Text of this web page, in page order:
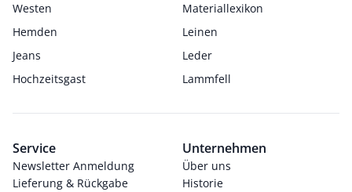
Westen
Materiallexikon
Hemden
Leinen
Jeans
Leder
Hochzeitsgast
Lammfell
Service
Newsletter Anmeldung
Lieferung & Rückgabe
Unternehmen
Über uns
Historie